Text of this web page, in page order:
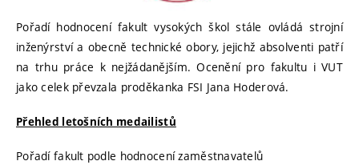
Pořadí hodnocení fakult vysokých škol stále ovládá strojní
inženýrství a obecně technické obory, jejichž absolventi patří
na trhu práce k nejžádanějším. Ocenění pro fakultu i VUT
jako celek převzala proděkanka FSI Jana Hoderová.
Přehled letošních medailistů
Pořadí fakult podle hodnocení zaměstnavatelů